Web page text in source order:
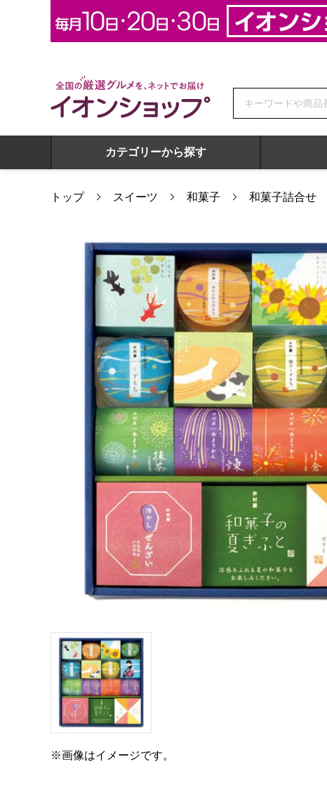
全国の厳選グルメを、ネットでお届け イオンショップ
カテゴリーから探す
トップ スイーツ 和菓子 和菓子詰合せ
※画像はイメージです。